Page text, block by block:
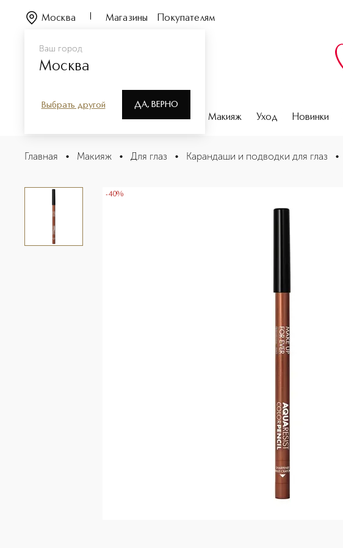
Ваш город
Москва
Выбрать другой ДА, ВЕРНО
Москва Магазины Покупателям
Парфюмерия Макияж Уход Новинки
AQUA RESIST COLOR PENCIL Водостойкий карандаш для глаз
Описание
Главная • Макияж • Для глаз • Карандаши и подводки для глаз •
-40%